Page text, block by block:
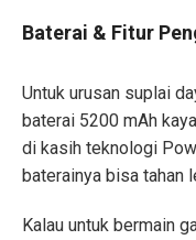
Baterai & Fitur
Untuk urusan suplai
baterai 5200 mAh
di kasih teknologi
baterainya bisa tahan
Kalau untuk bermain